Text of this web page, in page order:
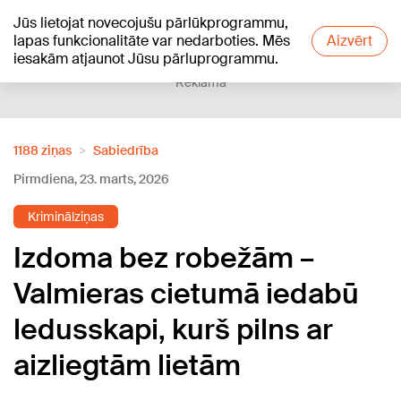
Jūs lietojat novecojušu pārlūkprogrammu,
lapas funkcionalitāte var nedarboties. Mēs
iesakām atjaunot Jūsu pārluprogrammu.
Aizvērt
+12°C
Reklāma
1188 ziņas
Sabiedrība
Pirmdiena, 23. marts, 2026
Kriminālziņas
Izdoma bez robežām –
Valmieras cietumā iedabū
ledusskapi, kurš pilns ar
aizliegtām lietām